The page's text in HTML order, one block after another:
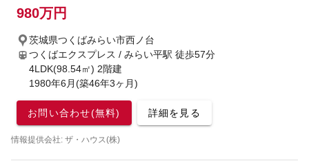
980万円
茨城県つくばみらい市西ノ台
つくばエクスプレス / みらい平駅 徒歩57分
4LDK(98.54㎡) 2階建
1980年6月(築46年3ヶ月)
お問い合わせ(無料) 詳細を見る
情報提供会社: ザ・ハウス(株)